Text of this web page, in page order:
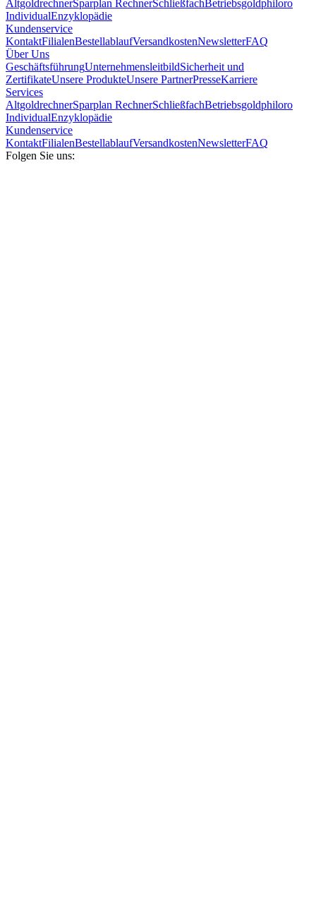
AltgoldrechnerSparplan RechnerSchließfachBetriebsgoldphiloro
IndividualEnzyklopädie
Kundenservice
KontaktFilialenBestellablaufVersandkostenNewsletterFAQ
Über Uns
GeschäftsführungUnternehmensleitbildSicherheit und
ZertifikateUnsere ProdukteUnsere PartnerPresseKarriere
Services
AltgoldrechnerSparplan RechnerSchließfachBetriebsgoldphiloro
IndividualEnzyklopädie
Kundenservice
KontaktFilialenBestellablaufVersandkostenNewsletterFAQ
Folgen Sie uns: